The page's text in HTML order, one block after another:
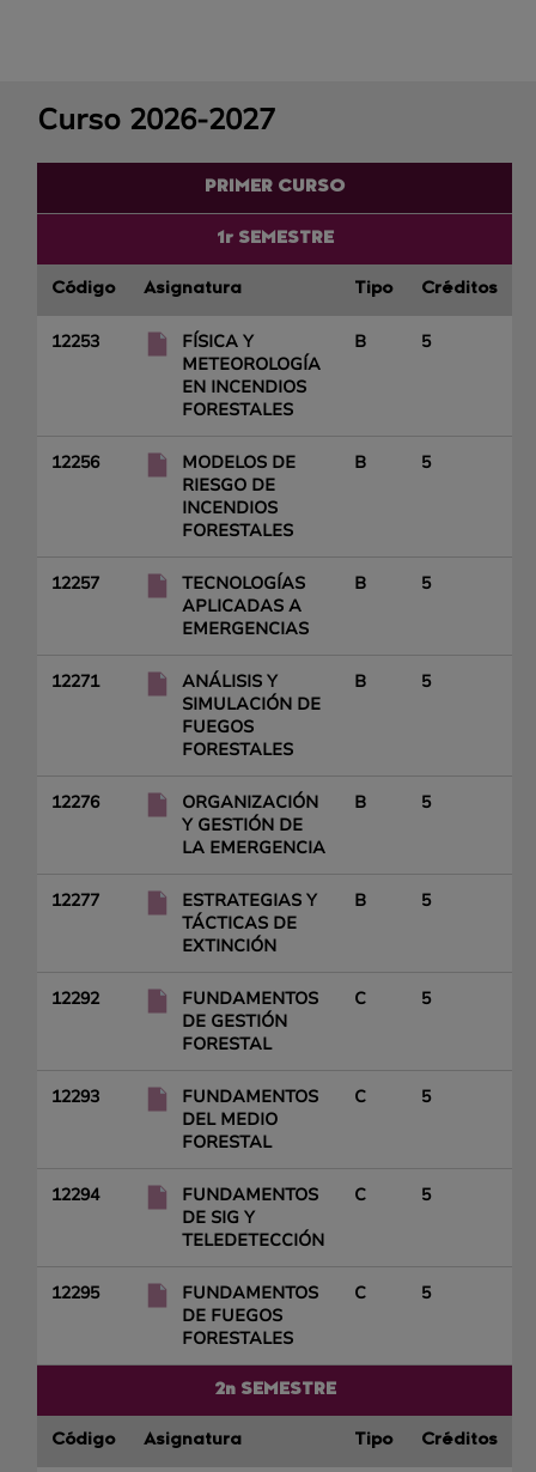
Curso 2026-2027
PRIMER CURSO
1r SEMESTRE
Código Asignatura Tipo Créditos
12253
FÍSICA Y
METEOROLOGÍA
EN INCENDIOS
FORESTALES
B 5
12256
MODELOS DE
RIESGO DE
INCENDIOS
FORESTALES
B 5
12257
TECNOLOGÍAS
APLICADAS A
EMERGENCIAS
B 5
12271
ANÁLISIS Y
SIMULACIÓN DE
FUEGOS
FORESTALES
B 5
12276
ORGANIZACIÓN
Y GESTIÓN DE
LA EMERGENCIA
B 5
12277
ESTRATEGIAS Y
TÁCTICAS DE
EXTINCIÓN
B 5
12292
FUNDAMENTOS
DE GESTIÓN
FORESTAL
C 5
12293
FUNDAMENTOS
DEL MEDIO
FORESTAL
C 5
12294
FUNDAMENTOS
DE SIG Y
TELEDETECCIÓN
C 5
12295
FUNDAMENTOS
DE FUEGOS
FORESTALES
C 5
2n SEMESTRE
Código Asignatura Tipo Créditos